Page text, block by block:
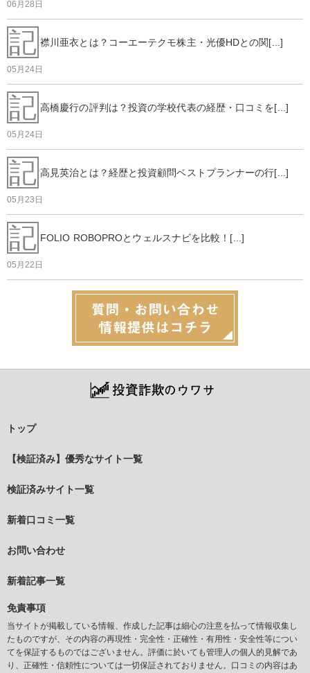
06月28日
記 襟川亜衣とは？コーエーテクモ株主・光優HDとの関[...]
05月24日
記 高橋慶行の評判は？投資の学校代表の経歴・口コミを[...]
05月24日
記 高見英治とは？経歴と投資顧問ベストプランナーの行[...]
05月23日
記 FOLIO ROBOPROとウェルスナビを比較！[...]
05月22日
トップ
【検証済み】優秀なサイト一覧
検証済みサイト一覧
新着口コミ一覧
お問い合わせ
新着記事一覧
免責事項
当サイトが掲載している情報、作成した記事は細心の注意を払って情報収集し
たものですが、その内容の再現性・完全性・正確性・有用性・安全性等につい
てを保証するものではございません。評価に於いても管理人の個人的見解であ
り、正確性・信頼性については一切保証されておりません。口コミの内容はあ